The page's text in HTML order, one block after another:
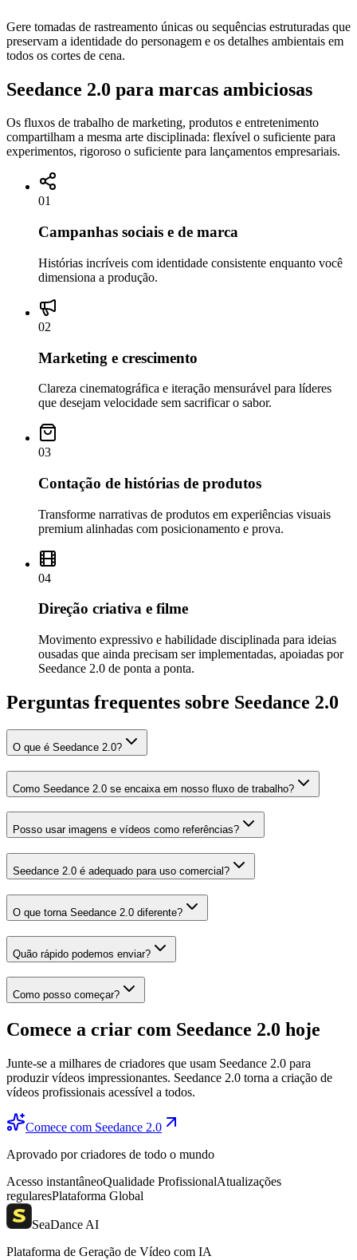
Gere tomadas de rastreamento únicas ou sequências estruturadas que
preservam a identidade do personagem e os detalhes ambientais em
todos os cortes de cena.
Seedance 2.0 para marcas ambiciosas
Os fluxos de trabalho de marketing, produtos e entretenimento
compartilham a mesma arte disciplinada: flexível o suficiente para
experimentos, rigoroso o suficiente para lançamentos empresariais.
01
Campanhas sociais e de marca
Histórias incríveis com identidade consistente enquanto você
dimensiona a produção.
02
Marketing e crescimento
Clareza cinematográfica e iteração mensurável para líderes
que desejam velocidade sem sacrificar o sabor.
03
Contação de histórias de produtos
Transforme narrativas de produtos em experiências visuais
premium alinhadas com posicionamento e prova.
04
Direção criativa e filme
Movimento expressivo e habilidade disciplinada para ideias
ousadas que ainda precisam ser implementadas, apoiadas por
Seedance 2.0 de ponta a ponta.
Perguntas frequentes sobre Seedance 2.0
O que é Seedance 2.0?
Como Seedance 2.0 se encaixa em nosso fluxo de trabalho?
Posso usar imagens e vídeos como referências?
Seedance 2.0 é adequado para uso comercial?
O que torna Seedance 2.0 diferente?
Quão rápido podemos enviar?
Como posso começar?
Comece a criar com Seedance 2.0 hoje
Junte-se a milhares de criadores que usam Seedance 2.0 para
produzir vídeos impressionantes. Seedance 2.0 torna a criação de
vídeos profissionais acessível a todos.
Comece com Seedance 2.0
Aprovado por criadores de todo o mundo
Acesso instantâneoQualidade ProfissionalAtualizações
regularesPlataforma Global
SeaDance AI
Plataforma de Geração de Vídeo com IA